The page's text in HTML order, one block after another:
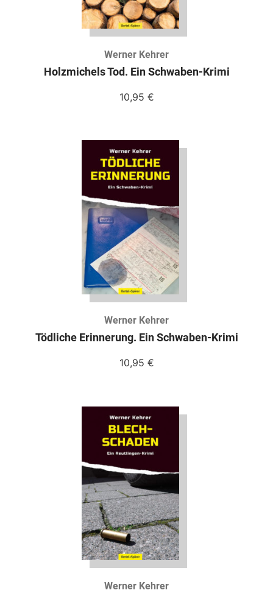
Werner Kehrer
Holzmichels Tod. Ein Schwaben-Krimi
10,95 €
Werner Kehrer
Tödliche Erinnerung. Ein Schwaben-Krimi
10,95 €
Werner Kehrer